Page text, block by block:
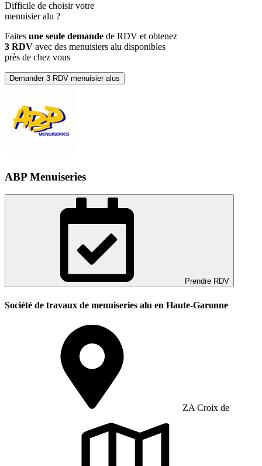
Difficile de choisir votre
menuisier alu ?
Faites une seule demande de RDV et obtenez
3 RDV avec des menuisiers alu disponibles
près de chez vous
Demander 3 RDV menuisier alus
ABP Menuiseries
Prendre RDV
Société de travaux de menuiseries alu en Haute-Garonne
ZA Croix de